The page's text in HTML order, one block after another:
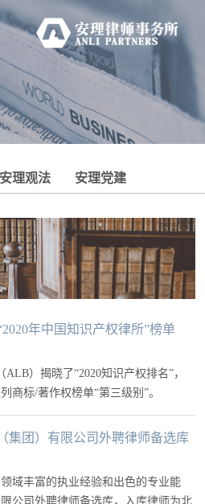
安理观法 安理党建
年中国知识产权律所”榜单
）揭晓了“2020知识产权排名”，
商标/著作权榜单“第三级别”。
集团）有限公司外聘律师备选库
域丰富的执业经验和出色的专业能
公司外聘律师备选库，入库律师为北